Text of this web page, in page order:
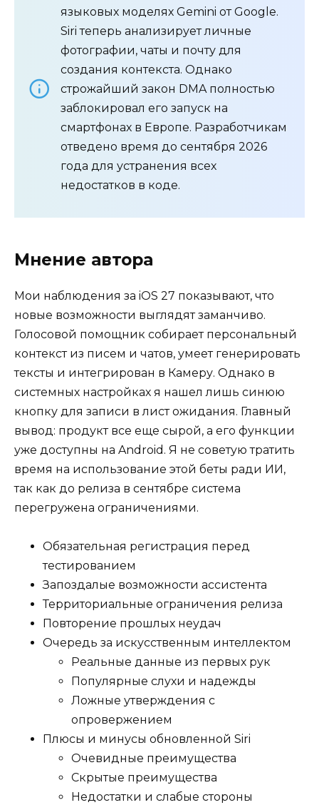
языковых моделях Gemini от Google.
Siri теперь анализирует личные
фотографии, чаты и почту для
создания контекста. Однако
строжайший закон DMA полностью
заблокировал его запуск на
смартфонах в Европе. Разработчикам
отведено время до сентября 2026
года для устранения всех
недостатков в коде.
Мнение автора
Мои наблюдения за iOS 27 показывают, что
новые возможности выглядят заманчиво.
Голосовой помощник собирает персональный
контекст из писем и чатов, умеет генерировать
тексты и интегрирован в Камеру. Однако в
системных настройках я нашел лишь синюю
кнопку для записи в лист ожидания. Главный
вывод: продукт все еще сырой, а его функции
уже доступны на Android. Я не советую тратить
время на использование этой беты ради ИИ,
так как до релиза в сентябре система
перегружена ограничениями.
Обязательная регистрация перед
тестированием
Запоздалые возможности ассистента
Территориальные ограничения релиза
Повторение прошлых неудач
Очередь за искусственным интеллектом
Реальные данные из первых рук
Популярные слухи и надежды
Ложные утверждения с
опровержением
Плюсы и минусы обновленной Siri
Очевидные преимущества
Скрытые преимущества
Недостатки и слабые стороны